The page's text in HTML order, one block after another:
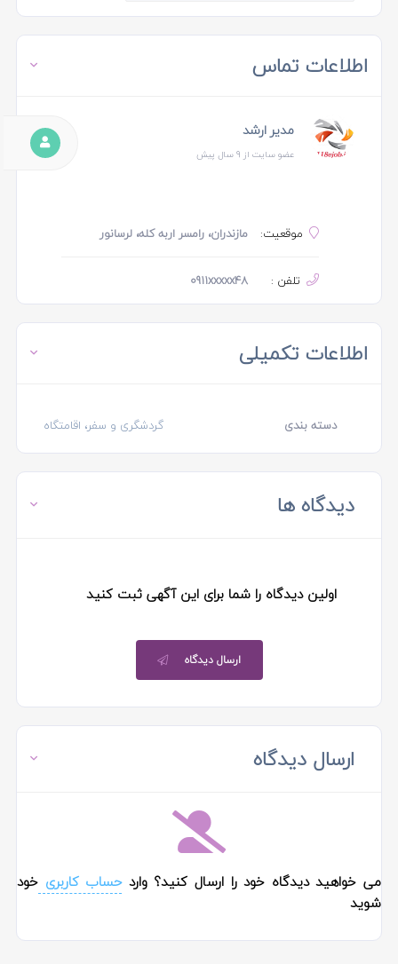
اطلاعات تماس
مدیر ارشد
عضو سایت از 9 سال پیش
موقعیت: مازندران، رامسر اربه کله، لرسانور
تلفن : 0911xxxxx48
اطلاعات تکمیلی
دسته بندی گردشگری و سفر، اقامتگاه
دیدگاه ها
اولین دیدگاه را شما برای این آگهی ثبت کنید
ارسال دیدگاه
ارسال دیدگاه
می خواهید دیدگاه خود را ارسال کنید؟ واردحساب کاربریخود
شوید